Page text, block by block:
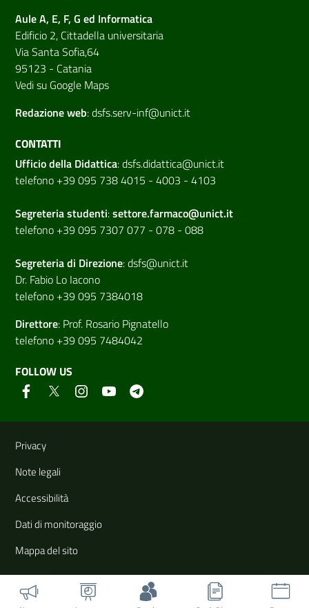
Aule A, E, F, G ed Informatica
Edificio 2, Cittadella universitaria
Via Santa Sofia,64
95123 - Catania
Vedi su Google Maps
Redazione web:dsfs.serv-inf@unict.it
CONTATTI
Ufficio della Didattica:dsfs.didattica@unict.it
telefono +39 095 738 4015 - 4003 - 4103
Segreteria studenti:settore.farmaco@unict.it
telefono +39 095 7307 077 - 078 - 088
Segreteria di Direzione:dsfs@unict.it
Dr. Fabio Lo Iacono
telefono +39 095 7384018
Direttore: Prof. Rosario Pignatello
telefono +39 095 7484042
FOLLOW US
Useful links and information
Privacy
Note legali
Accessibilità
Dati di monitoraggio
Mappa del sito